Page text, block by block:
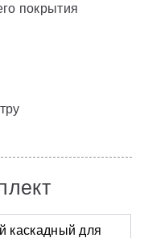
покрытия
каскадный для